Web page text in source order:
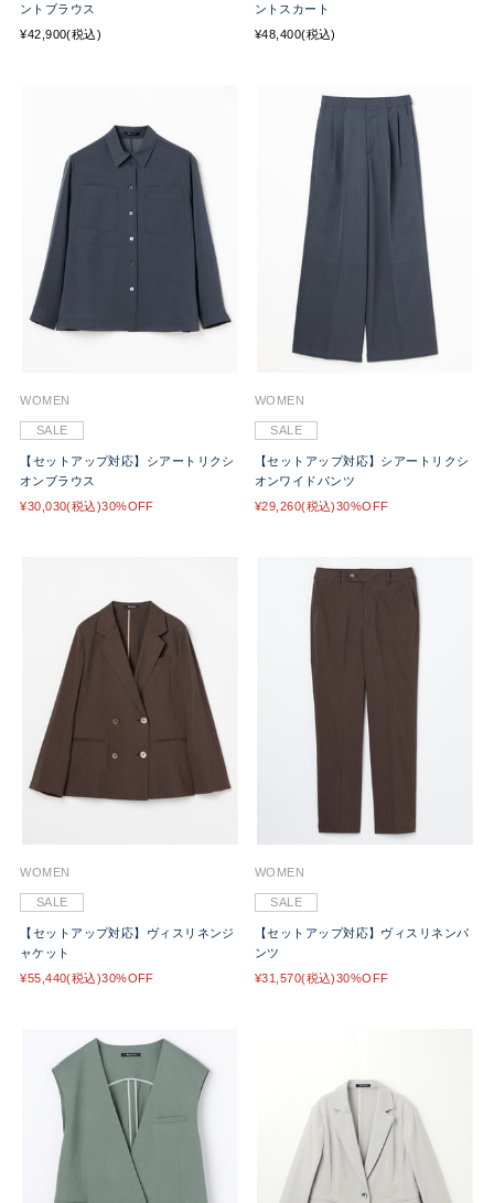
ントブラウス
¥42,900(税込)
ントスカート
¥48,400(税込)
WOMEN
SALE
【セットアップ対応】シアートリクシ
オンブラウス
¥30,030(税込)30%OFF
WOMEN
SALE
【セットアップ対応】シアートリクシ
オンワイドパンツ
¥29,260(税込)30%OFF
WOMEN
SALE
【セットアップ対応】ヴィスリネンジ
ャケット
¥55,440(税込)30%OFF
WOMEN
SALE
【セットアップ対応】ヴィスリネンパ
ンツ
¥31,570(税込)30%OFF